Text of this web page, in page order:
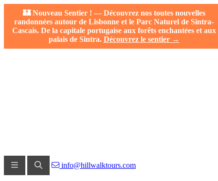
🏰 Nouveau Sentier ! — Découvrez nos toutes nouvelles
randonnées autour de Lisbonne et le Parc Naturel de Sintra-
Cascais. De la capitale portugaise aux forêts enchantées et aux
palais de Sintra. Découvrez le sentier →
info@hillwalktours.com